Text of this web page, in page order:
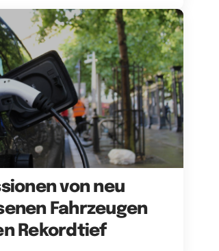
von neu
Fahrzeugen
Rekordtief